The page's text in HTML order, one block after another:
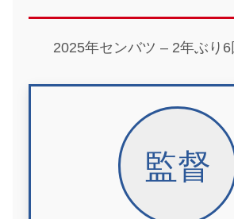
2025年センバツ – 2年ぶり
監督